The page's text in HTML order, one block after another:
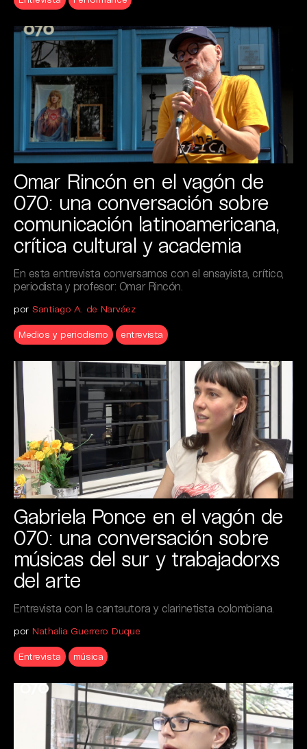
Omar Rincón en el vagón de
070: una conversación sobre
comunicación latinoamericana,
crítica cultural y academia
En esta entrevista conversamos con el ensayista, crítico,
periodista y profesor: Omar Rincón.
por Santiago A. de Narváez
Medios y periodismo entrevista
Gabriela Ponce en el vagón de
070: una conversación sobre
músicas del sur y trabajadorxs
del arte
Entrevista con la cantautora y clarinetista colombiana.
por Nathalia Guerrero Duque
Entrevista música